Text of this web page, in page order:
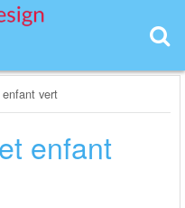
vert
enfant